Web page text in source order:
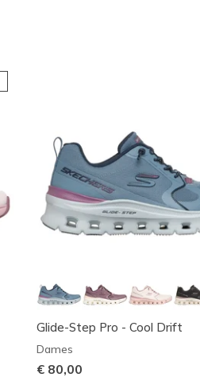
Glide-Step Pro - Cool Drift
Dames
€ 80,00